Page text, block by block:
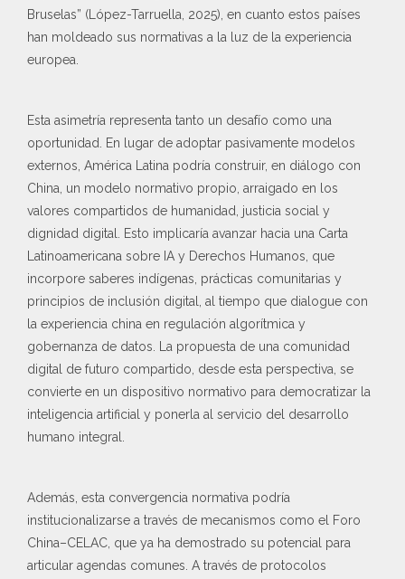
Bruselas” (López-Tarruella, 2025), en cuanto estos países
han moldeado sus normativas a la luz de la experiencia
europea.
Esta asimetría representa tanto un desafío como una
oportunidad. En lugar de adoptar pasivamente modelos
externos, América Latina podría construir, en diálogo con
China, un modelo normativo propio, arraigado en los
valores compartidos de humanidad, justicia social y
dignidad digital. Esto implicaría avanzar hacia una Carta
Latinoamericana sobre IA y Derechos Humanos, que
incorpore saberes indígenas, prácticas comunitarias y
principios de inclusión digital, al tiempo que dialogue con
la experiencia china en regulación algorítmica y
gobernanza de datos. La propuesta de una comunidad
digital de futuro compartido, desde esta perspectiva, se
convierte en un dispositivo normativo para democratizar la
inteligencia artificial y ponerla al servicio del desarrollo
humano integral.
Además, esta convergencia normativa podría
institucionalizarse a través de mecanismos como el Foro
China–CELAC, que ya ha demostrado su potencial para
articular agendas comunes. A través de protocolos